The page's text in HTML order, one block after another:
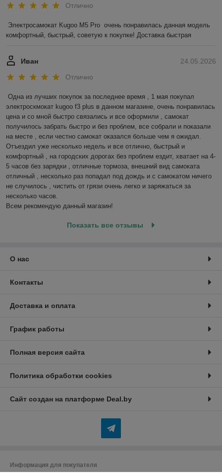
Отлично
Электросамокат Kugoo M5 Pro  очень понравилась данная модель
комфортный, быстрый, советую к покупке! Доставка быстрая
24.05.2026
Иван
Отлично
Одна из лучших покупок за последнее время , 1 мая покупал
электроскмокат kugoo f3 plus в данном магазине, очень понравилась
цена и со мной быстро связались и все оформили , самокат
получилось забрать быстро и без проблем, все собрали и показали
на месте , если честно самокат оказался больше чем я ожидал.
Отъездил уже несколько недель и все отлично, быстрый и
комфортный , на городских дорогах без проблем ездит, хватает на 4-
5 часов без зарядки , отличные тормоза, внешний вид самоката
отличный , несколько раз попадал под дождь и с самокатом ничего
не случилось , чистить от грязи очень легко и заряжаться за
несколько часов.
Всем рекомендую данный магазин!
Показать все отзывы
О нас
Контакты
Доставка и оплата
График работы
Полная версия сайта
Политика обработки cookies
Сайт создан на платформе Deal.by
Информация для покупателя